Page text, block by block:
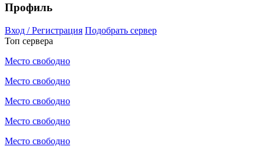
Профиль
Вход / Регистрация Подобрать сервер
Топ сервера
Место свободно
Место свободно
Место свободно
Место свободно
Место свободно